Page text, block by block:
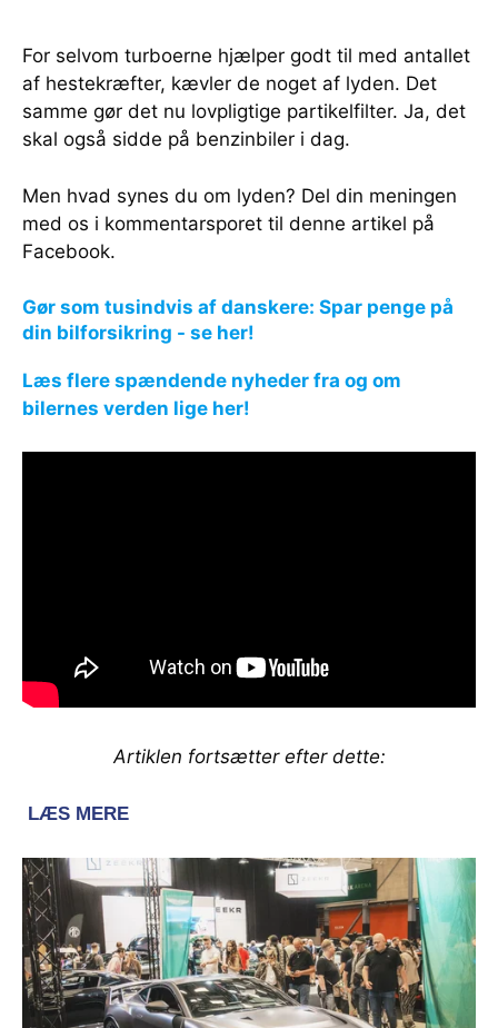
For selvom turboerne hjælper godt til med antallet
af hestekræfter, kævler de noget af lyden. Det
samme gør det nu lovpligtige partikelfilter. Ja, det
skal også sidde på benzinbiler i dag.
Men hvad synes du om lyden? Del din meningen
med os i kommentarsporet til denne artikel på
Facebook.
Gør som tusindvis af danskere: Spar penge på
din bilforsikring - se her!
Læs flere spændende nyheder fra og om
bilernes verden lige her!
Artiklen fortsætter efter dette: